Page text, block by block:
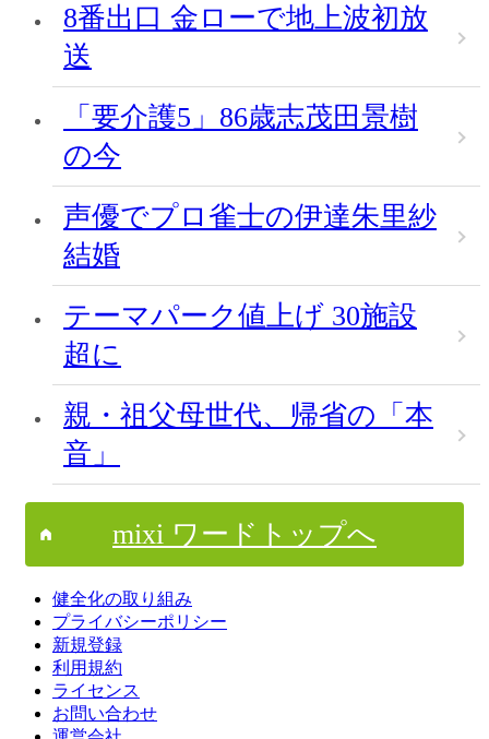
8番出口 金ローで地上波初放
送
「要介護5」86歳志茂田景樹
の今
声優でプロ雀士の伊達朱里紗
結婚
テーマパーク値上げ 30施設
超に
親・祖父母世代、帰省の「本
音」
mixi ワードトップへ
健全化の取り組み
プライバシーポリシー
新規登録
利用規約
ライセンス
お問い合わせ